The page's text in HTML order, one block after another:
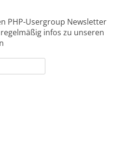
PHP-Usergroup Newsletter
infos zu unseren